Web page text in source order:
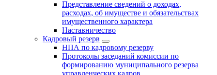
Представление сведений о доходах,
расходах, об имуществе и обязательствах
имущественного характера
Наставничество
Кадровый резерв
НПА по кадровому резерву
Протоколы заседаний комиссии по
формированию муниципального резерва
управленческих кадров